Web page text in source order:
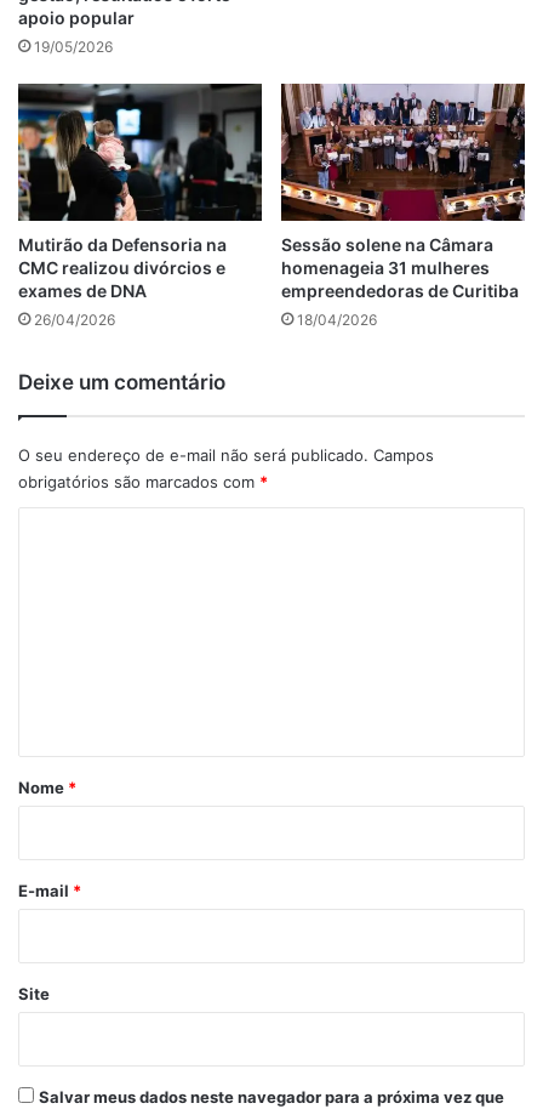
apoio popular
19/05/2026
Mutirão da Defensoria na
CMC realizou divórcios e
exames de DNA
26/04/2026
Sessão solene na Câmara
homenageia 31 mulheres
empreendedoras de Curitiba
18/04/2026
Deixe um comentário
O seu endereço de e-mail não será publicado. Campos
obrigatórios são marcados com *
r
*
Nome *
E-mail *
Site
Salvar meus dados neste navegador para a próxima vez que